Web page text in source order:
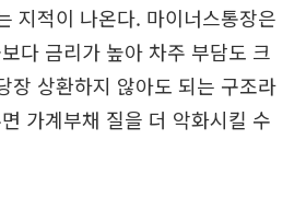
지적이 나온다. 마이너스통장은
다 금리가 높아 차주 부담도 크
장 상환하지 않아도 되는 구조라
가계부채 질을 더 악화시킬 수